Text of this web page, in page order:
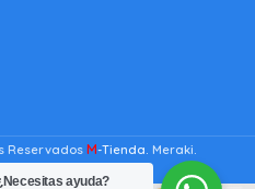
Reservados M-Tienda. Meraki.
ayuda?